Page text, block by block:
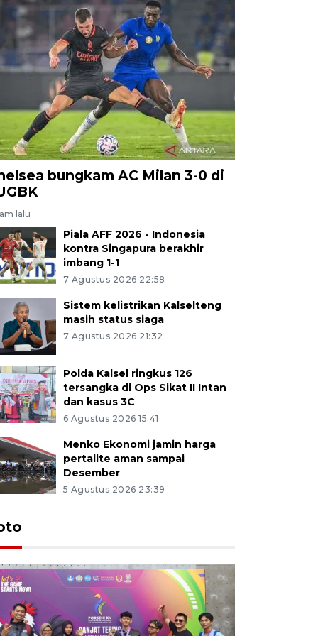
bungkam AC Milan 3-0 di
lalu
Piala AFF 2026 - Indonesia
kontra Singapura berakhir
imbang 1-1
7 Agustus 2026 22:58
Sistem kelistrikan Kalselteng
masih status siaga
7 Agustus 2026 21:32
Polda Kalsel ringkus 126
tersangka di Ops Sikat II Intan
dan kasus 3C
6 Agustus 2026 15:41
Menko Ekonomi jamin harga
pertalite aman sampai
Desember
5 Agustus 2026 23:39